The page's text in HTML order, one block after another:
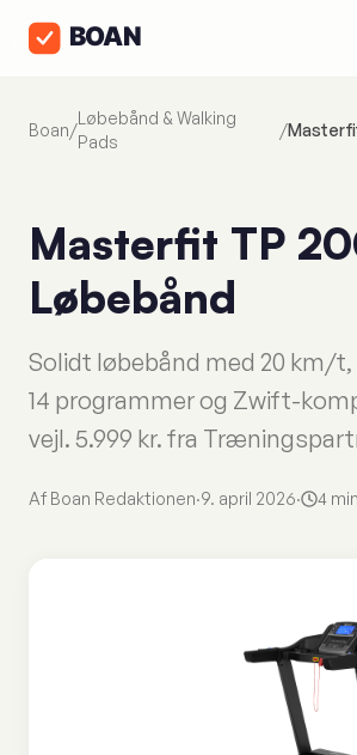
Boan/
Løbebånd & Walking
Pads
/
Masterfit TP
Løbebånd
Solidt løbebånd med 20 km/t,
14 programmer og Zwift-
vejl. 5.999 kr. fra
Af Boan Redaktionen·9. april 2026· 4